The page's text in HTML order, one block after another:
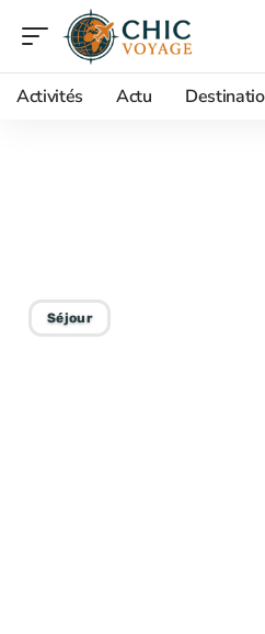
Activités Actu
Séjour